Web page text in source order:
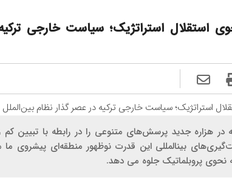
استقلال استراتژیک؛ سیاست خارجی
هزاره جدید پرسش‌­های متنوعی را در رابطه با تبیین
بین­المللی این قدرت نوظهور منطقه‌­ای پیش­روی ما
به ­نحوی پروبلماتیک جلوه می دهد.